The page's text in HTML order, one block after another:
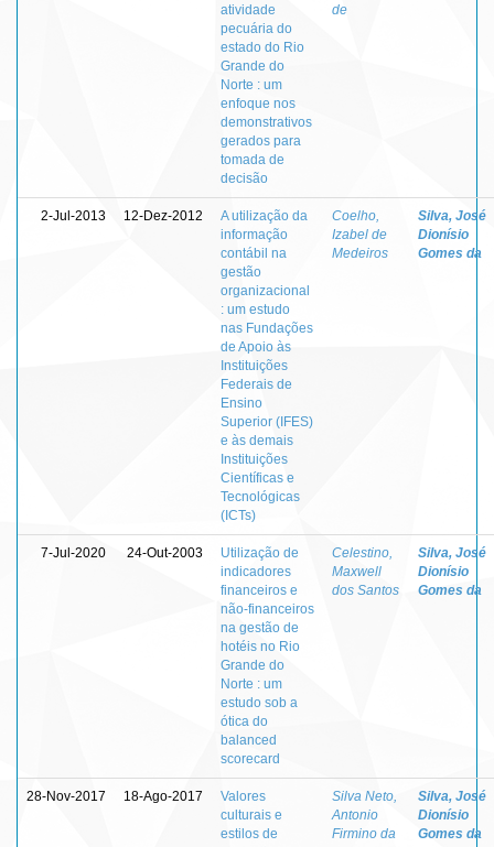
atividade
pecuária do
estado do Rio
Grande do
Norte : um
enfoque nos
demonstrativos
gerados para
tomada de
decisão
de
2-Jul-2013 12-Dez-2012
A utilização da
informação
contábil na
gestão
organizacional
: um estudo
nas Fundações
de Apoio às
Instituições
Federais de
Ensino
Superior (IFES)
e às demais
Instituições
Científicas e
Tecnológicas
(ICTs)
Coelho,
Izabel de
Medeiros
Silva, José
Dionísio
Gomes da
7-Jul-2020 24-Out-2003
Utilização de
indicadores
financeiros e
não-financeiros
na gestão de
hotéis no Rio
Grande do
Norte : um
estudo sob a
ótica do
balanced
scorecard
Celestino,
Maxwell
dos Santos
Silva, José
Dionísio
Gomes da
28-Nov-2017 18-Ago-2017
Valores
culturais e
estilos de
Silva Neto,
Antonio
Firmino da
Silva, José
Dionísio
Gomes da